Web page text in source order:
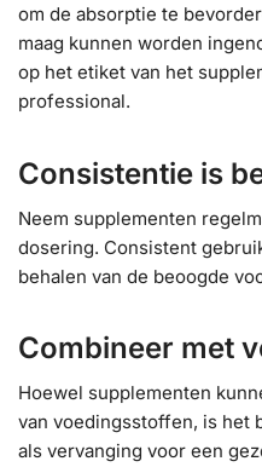
om de absorptie te
maag kunnen worden
op het etiket van het
professional.
Consistentie is
Neem supplementen
dosering. Consistent
behalen van de beoogde
Combineer met
Hoewel supplementen
van voedingsstoffen, is het
als vervanging voor een